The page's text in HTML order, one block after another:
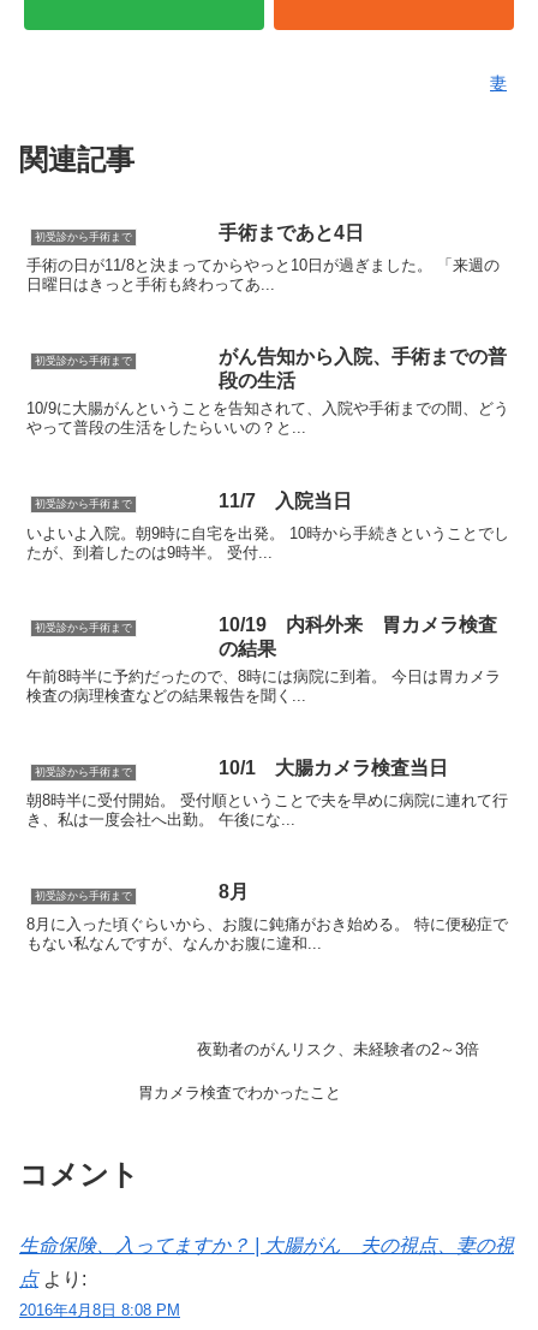
妻
関連記事
初受診から手術まで 手術まであと4日
手術の日が11/8と決まってからやっと10日が過ぎました。 「来週の
日曜日はきっと手術も終わってあ...
初受診から手術まで
がん告知から入院、手術までの普
段の生活
10/9に大腸がんということを告知されて、入院や手術までの間、どう
やって普段の生活をしたらいいの？と...
初受診から手術まで 11/7 入院当日
いよいよ入院。朝9時に自宅を出発。 10時から手続きということでし
たが、到着したのは9時半。 受付...
初受診から手術まで
10/19 内科外来 胃カメラ検査
の結果
午前8時半に予約だったので、8時には病院に到着。 今日は胃カメラ
検査の病理検査などの結果報告を聞く...
初受診から手術まで 10/1 大腸カメラ検査当日
朝8時半に受付開始。 受付順ということで夫を早めに病院に連れて行
き、私は一度会社へ出勤。 午後にな...
初受診から手術まで 8月
8月に入った頃ぐらいから、お腹に鈍痛がおき始める。 特に便秘症で
もない私なんですが、なんかお腹に違和...
夜勤者のがんリスク、未経験者の2～3倍
胃カメラ検査でわかったこと
コメント
生命保険、入ってますか？ | 大腸がん 夫の視点、妻の視
点 より:
2016年4月8日 8:08 PM